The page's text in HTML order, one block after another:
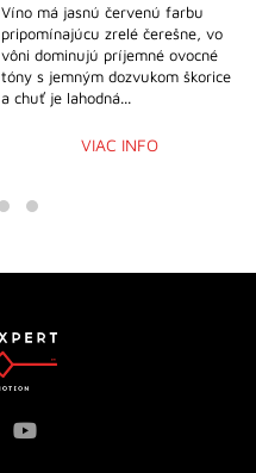
Víno má jasnú červenú farbu
pripomínajúcu zrelé čerešne, vo
vôni dominujú príjemné ovocné
tóny s jemným dozvukom škorice
a chuť je lahodná...
VIAC INFO